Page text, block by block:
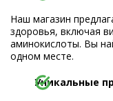
Наш магазин
здоровья, включая
аминокислоты. Вы
одном месте.
Уникальные